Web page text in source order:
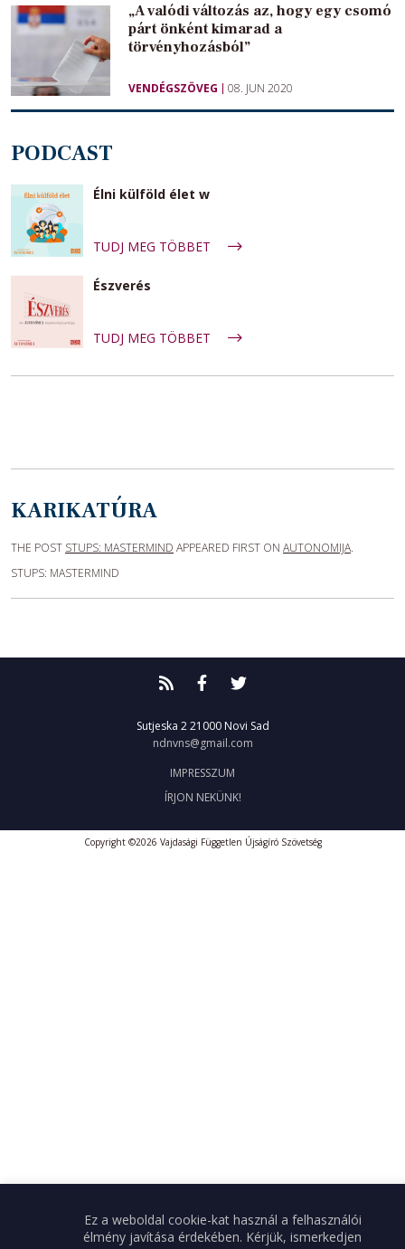
„A valódi változás az, hogy egy csomó
párt önként kimarad a
törvényhozásból”
VENDÉGSZÖVEG 08. JUN 2020
PODCAST
Élni külföld élet w
TUDJ MEG TÖBBET
Észverés
TUDJ MEG TÖBBET
KARIKATÚRA
THE POST STUPS: MASTERMIND APPEARED FIRST ON AUTONOMIJA.
STUPS: MASTERMIND
Sutjeska 2 21000 Novi Sad
ndnvns@gmail.com
IMPRESSZUM
ÍRJON NEKÜNK!
Copyright ©2026 Vajdasági Független Újságíró Szövetség
Ez a weboldal cookie-kat használ a felhasználói
élmény javítása érdekében. Kérjük, ismerkedjen